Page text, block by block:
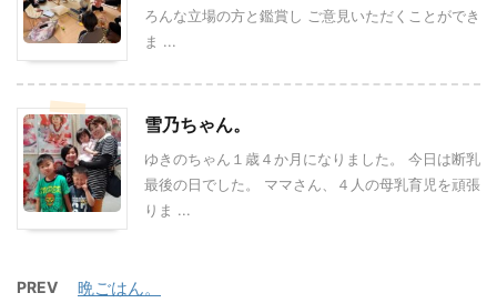
ろんな立場の方と鑑賞し ご意見いただくことができ
ま ...
雪乃ちゃん。
ゆきのちゃん１歳４か月になりました。 今日は断乳
最後の日でした。 ママさん、４人の母乳育児を頑張
りま ...
PREV 晩ごはん。